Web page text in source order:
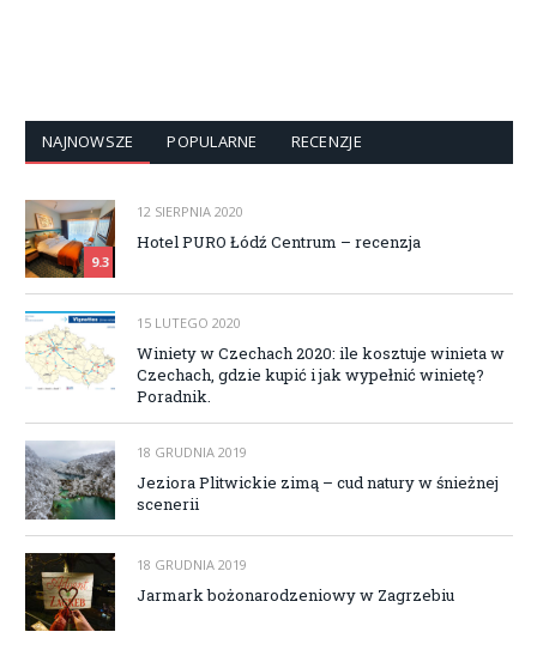
NAJNOWSZE POPULARNE RECENZJE
9.3
12 SIERPNIA 2020
Hotel PURO Łódź Centrum – recenzja
15 LUTEGO 2020
Winiety w Czechach 2020: ile kosztuje winieta w
Czechach, gdzie kupić i jak wypełnić winietę?
Poradnik.
18 GRUDNIA 2019
Jeziora Plitwickie zimą – cud natury w śnieżnej
scenerii
18 GRUDNIA 2019
Jarmark bożonarodzeniowy w Zagrzebiu